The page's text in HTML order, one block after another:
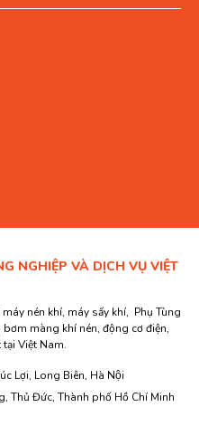
NGHIỆP VÀ DỊCH VỤ VIỆT
nén khí, máy sấy khí, Phụ Tùng
bơm màng khí nén, động cơ điện,
Việt Nam.
Lợi, Long Biên, Hà Nội
Thủ Đức, Thành phố Hồ Chí Minh